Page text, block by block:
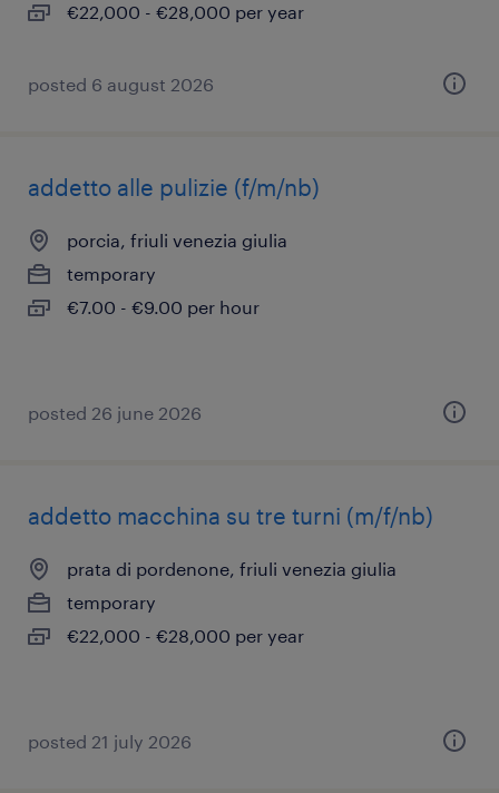
€22,000 - €28,000 per year
posted 6 august 2026
addetto alle pulizie (f/m/nb)
porcia, friuli venezia giulia
temporary
€7.00 - €9.00 per hour
posted 26 june 2026
addetto macchina su tre turni (m/f/nb)
prata di pordenone, friuli venezia giulia
temporary
€22,000 - €28,000 per year
posted 21 july 2026